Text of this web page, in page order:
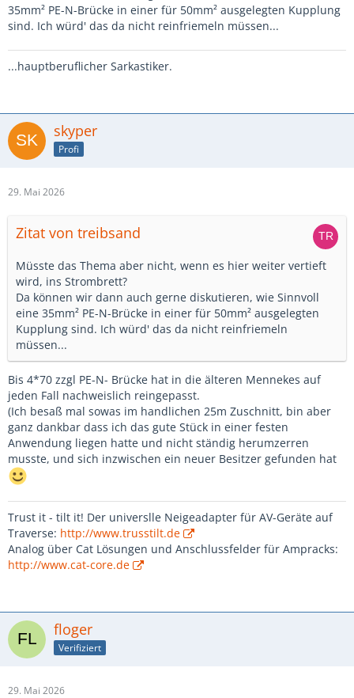
35mm² PE-N-Brücke in einer für 50mm² ausgelegten Kupplung
sind. Ich würd' das da nicht reinfriemeln müssen...
...hauptberuflicher Sarkastiker.
skyper
Profi
29. Mai 2026
Zitat von treibsand
Müsste das Thema aber nicht, wenn es hier weiter vertieft
wird, ins Strombrett?
Da können wir dann auch gerne diskutieren, wie Sinnvoll
eine 35mm² PE-N-Brücke in einer für 50mm² ausgelegten
Kupplung sind. Ich würd' das da nicht reinfriemeln
müssen...
Bis 4*70 zzgl PE-N- Brücke hat in die älteren Mennekes auf
jeden Fall nachweislich reingepasst.
(Ich besaß mal sowas im handlichen 25m Zuschnitt, bin aber
ganz dankbar dass ich das gute Stück in einer festen
Anwendung liegen hatte und nicht ständig herumzerren
musste, und sich inzwischen ein neuer Besitzer gefunden hat
Trust it - tilt it! Der universlle Neigeadapter für AV-Geräte auf
Traverse: http://www.trusstilt.de
Analog über Cat Lösungen und Anschlussfelder für Ampracks:
http://www.cat-core.de
floger
Verifiziert
29. Mai 2026